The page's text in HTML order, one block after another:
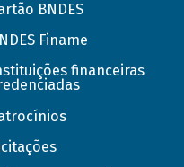
BNDES
Finame
financeiras